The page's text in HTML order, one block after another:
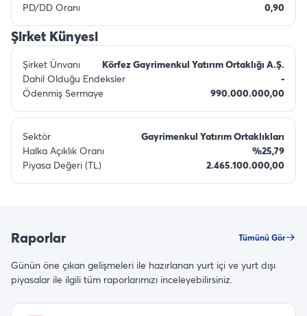
PD/DD Oranı
0,90
Şirket Künyesi
Şirket Ünvanı
Körfez Gayrimenkul Yatırım Ortaklığı A.Ş.
Dahil Olduğu Endeksler
-
Ödenmiş Sermaye
990.000.000,00
Sektör
Gayrimenkul Yatırım Ortaklıkları
Halka Açıklık Oranı
%25,79
Piyasa Değeri (TL)
2.465.100.000,00
Raporlar Tümünü Gör
Günün öne çıkan gelişmeleri ile hazırlanan yurt içi ve yurt dışı
piyasalar ile ilgili tüm raporlarımızı inceleyebilirsiniz.